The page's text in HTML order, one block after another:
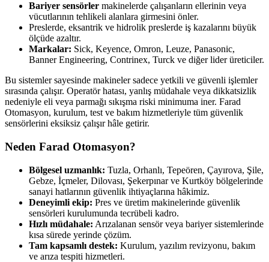
Bariyer sensörler makinelerde çalışanların ellerinin veya
vücutlarının tehlikeli alanlara girmesini önler.
Preslerde, eksantrik ve hidrolik preslerde iş kazalarını büyük
ölçüde azaltır.
Markalar: Sick, Keyence, Omron, Leuze, Panasonic,
Banner Engineering, Contrinex, Turck ve diğer lider üreticiler.
Bu sistemler sayesinde makineler sadece yetkili ve güvenli işlemler
sırasında çalışır. Operatör hatası, yanlış müdahale veya dikkatsizlik
nedeniyle eli veya parmağı sıkışma riski minimuma iner. Farad
Otomasyon, kurulum, test ve bakım hizmetleriyle tüm güvenlik
sensörlerini eksiksiz çalışır hâle getirir.
Neden Farad Otomasyon?
Bölgesel uzmanlık: Tuzla, Orhanlı, Tepeören, Çayırova, Şile,
Gebze, İçmeler, Dilovası, Şekerpınar ve Kurtköy bölgelerinde
sanayi hatlarının güvenlik ihtiyaçlarına hâkimiz.
Deneyimli ekip: Pres ve üretim makinelerinde güvenlik
sensörleri kurulumunda tecrübeli kadro.
Hızlı müdahale: Arızalanan sensör veya bariyer sistemlerinde
kısa sürede yerinde çözüm.
Tam kapsamlı destek: Kurulum, yazılım revizyonu, bakım
ve arıza tespiti hizmetleri.